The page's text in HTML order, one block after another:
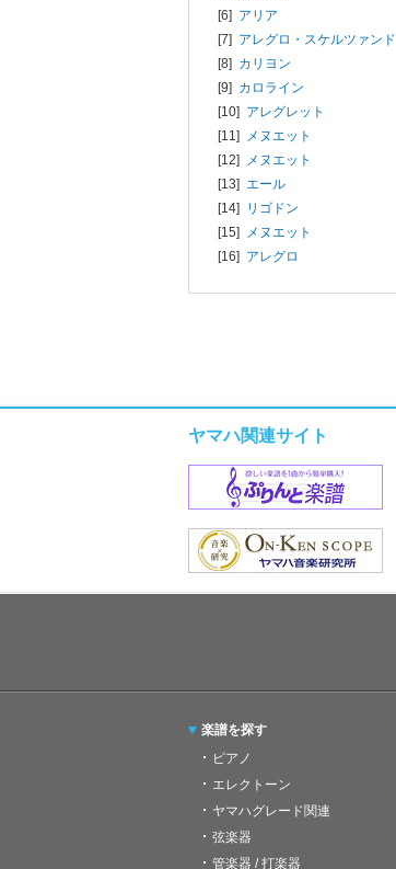
[6] アリア
[7] アレグロ・スケルツァンド
[8] カリヨン
[9] カロライン
[10] アレグレット
[11] メヌエット
[12] メヌエット
[13] エール
[14] リゴドン
[15] メヌエット
[16] アレグロ
ヤマハ関連サイト
楽譜を探す
ピアノ
エレクトーン
ヤマハグレード関連
弦楽器
管楽器 / 打楽器